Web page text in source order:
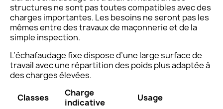
structures ne sont pas toutes compatibles avec des
charges importantes. Les besoins ne seront pas les
mêmes entre des travaux de maçonnerie et de la
simple inspection.
L’échafaudage fixe dispose d’une large surface de
travail avec une répartition des poids plus adaptée à
des charges élevées.
Classes
Charge
indicative
Usage